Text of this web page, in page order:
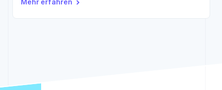
Betrugsprävention
Atlas
Ecosystem